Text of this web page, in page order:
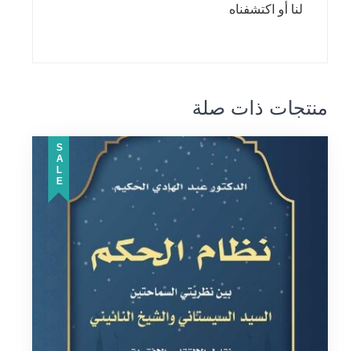
لنا أو اكتشفناه
منتجات ذات صلة
SALE